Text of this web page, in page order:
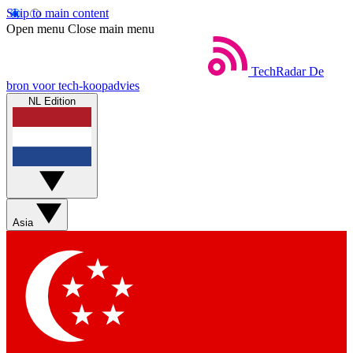
Skip to main content
Open menu Close main menu
TechRadar De
bron voor tech-koopadvies
NL Edition
Asia